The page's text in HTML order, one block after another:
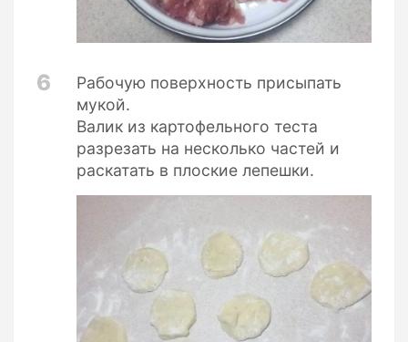
6
Рабочую поверхность присыпать
мукой.
Валик из картофельного теста
разрезать на несколько частей и
раскатать в плоские лепешки.